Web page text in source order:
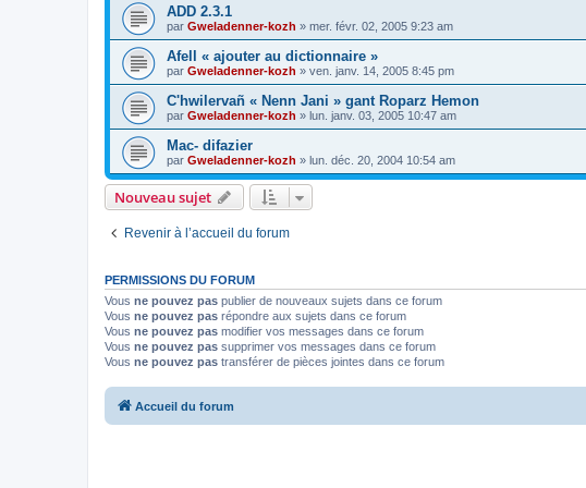
ADD 2.3.1
par Gweladenner-kozh » mer. févr. 02, 2005 9:23 am
Afell « ajouter au dictionnaire »
par Gweladenner-kozh » ven. janv. 14, 2005 8:45 pm
C'hwilervañ « Nenn Jani » gant Roparz Hemon
par Gweladenner-kozh » lun. janv. 03, 2005 10:47 am
Mac- difazier
par Gweladenner-kozh » lun. déc. 20, 2004 10:54 am
Nouveau sujet
Revenir à l’accueil du forum
PERMISSIONS DU FORUM
Vous ne pouvez pas publier de nouveaux sujets dans ce forum
Vous ne pouvez pas répondre aux sujets dans ce forum
Vous ne pouvez pas modifier vos messages dans ce forum
Vous ne pouvez pas supprimer vos messages dans ce forum
Vous ne pouvez pas transférer de pièces jointes dans ce forum
Accueil du forum